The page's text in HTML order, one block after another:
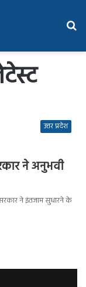
उत्तर प्रदेश
ने अनुभवी
ने इंतजाम सुधारने के